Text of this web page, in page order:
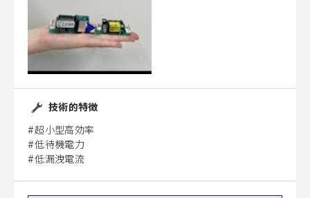
技術的特徴
超小型高効率
低待機電力
低漏洩電流